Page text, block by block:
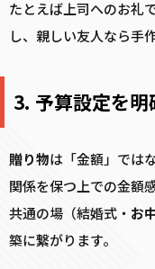
たとえば上司へのお礼
し、親しい友人なら手
3. 予算設定を明
贈り物は「金額」では
関係を保つ上での金額
共通の場（結婚式・ お
築に繋がります。